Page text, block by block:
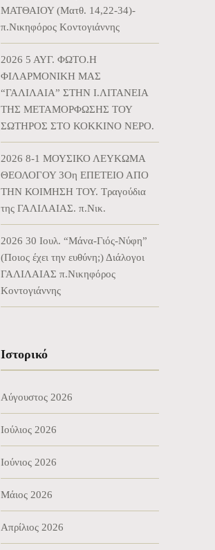
ΜΑΤΘΑΙΟΥ (Ματθ. 14,22-34)-
π.Νικηφόρος Κοντογιάννης
2026 5 ΑΥΓ. ΦΩΤΟ.Η
ΦΙΛΑΡΜΟΝΙΚΗ ΜΑΣ
“ΓΑΛΙΛΑΙΑ” ΣΤΗΝ Ι.ΛΙΤΑΝΕΙΑ
ΤΗΣ ΜΕΤΑΜΟΡΦΩΣΗΣ ΤΟΥ
ΣΩΤΗΡΟΣ ΣΤΟ ΚΟΚΚΙΝΟ ΝΕΡΟ.
2026 8-1 ΜΟΥΣΙΚΟ ΛΕΥΚΩΜΑ
ΘΕΟΛΟΓΟΥ 3Οη ΕΠΕΤΕΙΟ ΑΠΟ
ΤΗΝ ΚΟΙΜΗΣΗ ΤΟΥ. Τραγούδια
της ΓΑΛΙΛΑΙΑΣ. π.Νικ.
2026 30 Ιουλ. “Μάνα-Γιός-Νύφη”
(Ποιος έχει την ευθύνη;) Διάλογοι
ΓΑΛΙΛΑΙΑΣ π.Νικηφόρος
Κοντογιάννης
Ιστορικό
Αύγουστος 2026
Ιούλιος 2026
Ιούνιος 2026
Μάιος 2026
Απρίλιος 2026